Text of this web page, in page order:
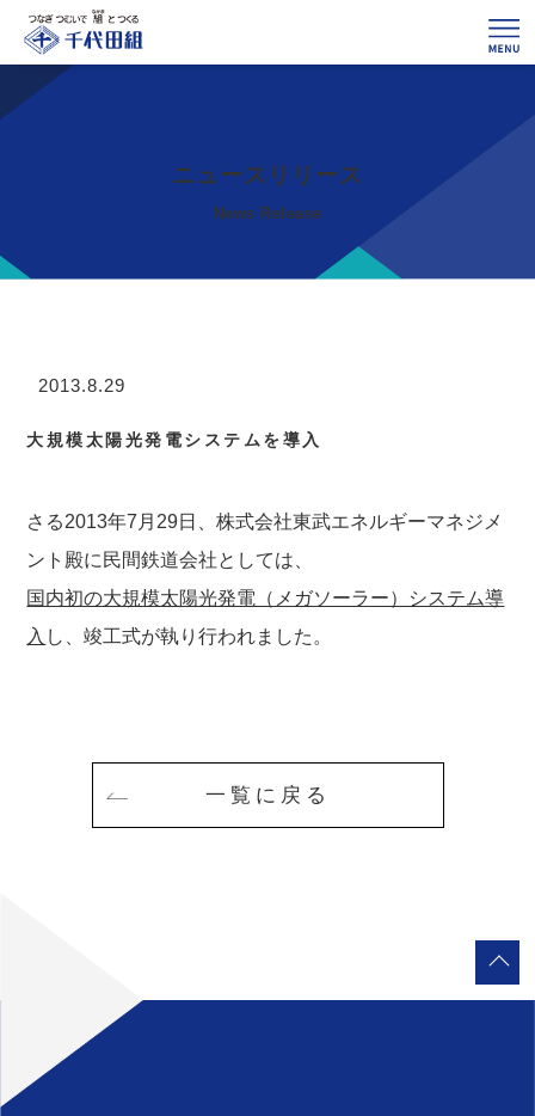
ニュースリリース
News Release
大規模太陽光発電システムを導入
さる2013年7月29日、株式会社東武エネルギーマネジメ
ント殿に民間鉄道会社としては、
国内初の大規模太陽光発電（メガソーラー）システム導
入 し、竣工式が執り行われました。
一覧に戻る